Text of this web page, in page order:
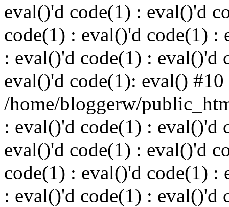
eval()'d code(1) : eval()'d
code(1) : eval()'d code(1) :
: eval()'d code(1) : eval()'d
eval()'d code(1): eval() #10
/home/bloggerw/
: eval()'d code(1) : eval()'d
eval()'d code(1) : eval()'d
code(1) : eval()'d code(1) :
: eval()'d code(1) : eval()'d